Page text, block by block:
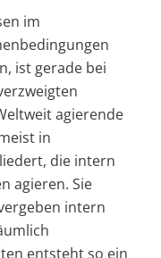
im
ist gerade bei
agierende
in
die intern
agieren. Sie
intern
entsteht so ein